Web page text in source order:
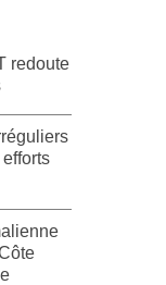
redoute